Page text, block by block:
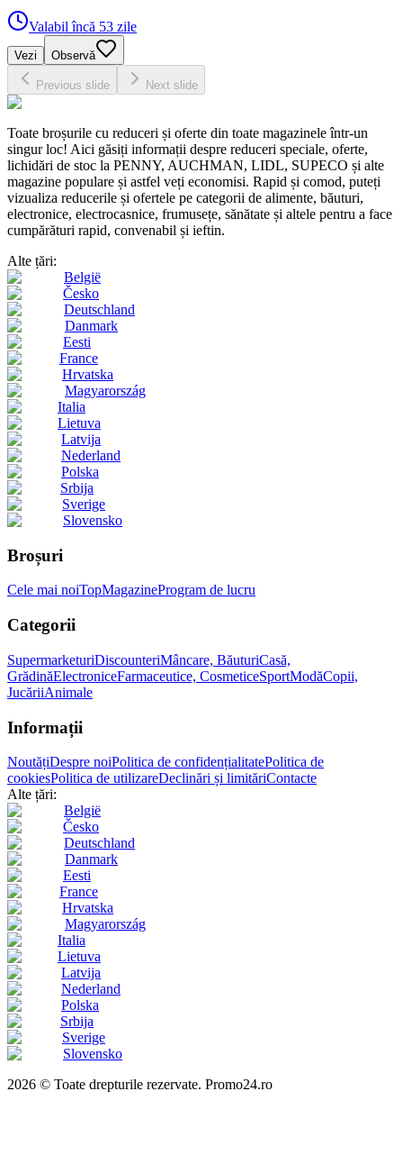
Valabil încă 53 zile
Vezi Observă
Previous slide Next slide
Toate broșurile cu reduceri și oferte din toate magazinele într-un
singur loc! Aici găsiți informații despre reduceri speciale, oferte,
lichidări de stoc la PENNY, AUCHMAN, LIDL, SUPECO și alte
magazine populare și astfel veți economisi. Rapid și comod, puteți
vizualiza reducerile și ofertele pe categorii de alimente, băuturi,
electronice, electrocasnice, frumusețe, sănătate și altele pentru a face
cumpărături rapid, convenabil și ieftin.
Alte țări:
België
Česko
Deutschland
Danmark
Eesti
France
Hrvatska
Magyarország
Italia
Lietuva
Latvija
Nederland
Polska
Srbija
Sverige
Slovensko
Broșuri
Cele mai noiTopMagazineProgram de lucru
Categorii
SupermarketuriDiscounteriMâncare, BăuturiCasă,
GrădinăElectroniceFarmaceutice, CosmeticeSportModăCopii,
JucăriiAnimale
Informații
NoutățiDespre noiPolitica de confidențialitatePolitica de
cookiesPolitica de utilizareDeclinări și limităriContacte
Alte țări:
België
Česko
Deutschland
Danmark
Eesti
France
Hrvatska
Magyarország
Italia
Lietuva
Latvija
Nederland
Polska
Srbija
Sverige
Slovensko
2026 © Toate drepturile rezervate. Promo24.ro